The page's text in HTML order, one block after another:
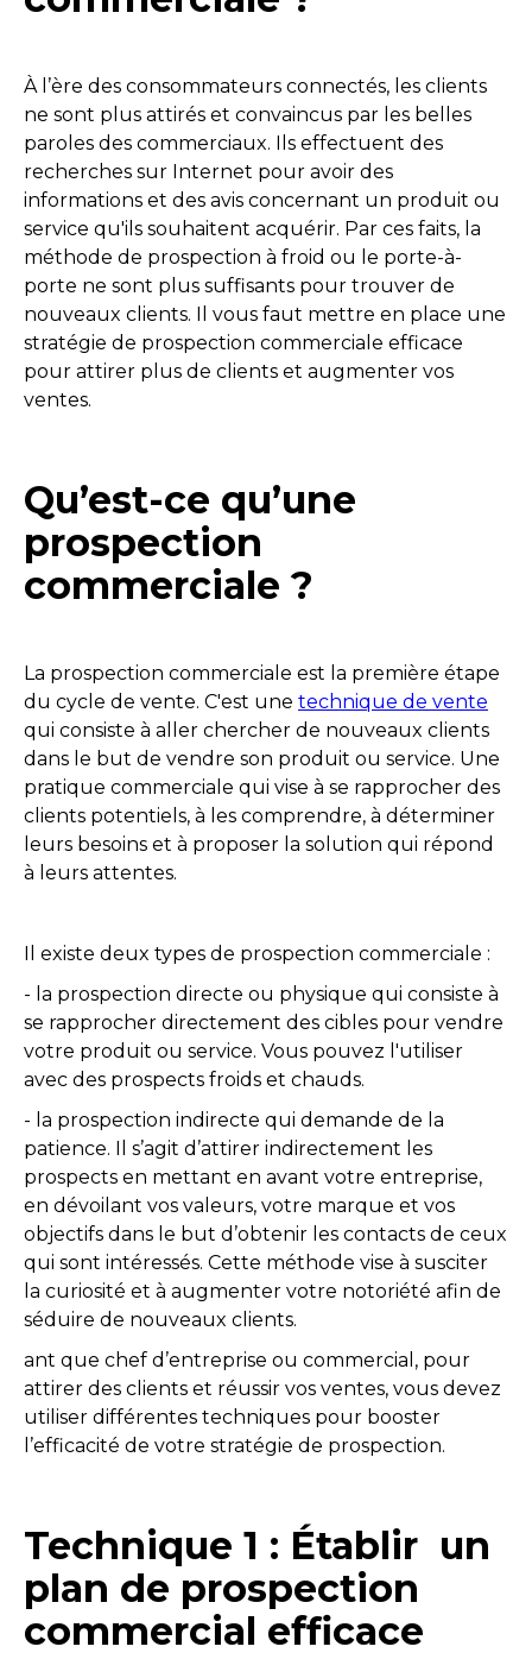
À l’ère des consommateurs connectés, les clients
ne sont plus attirés et convaincus par les belles
paroles des commerciaux. Ils effectuent des
recherches sur Internet pour avoir des
informations et des avis concernant un produit ou
service qu'ils souhaitent acquérir. Par ces faits, la
méthode de prospection à froid ou le porte-à-
porte ne sont plus suffisants pour trouver de
nouveaux clients. Il vous faut mettre en place une
stratégie de prospection commerciale efficace
pour attirer plus de clients et augmenter vos
ventes.
Qu’est-ce qu’une
prospection
commerciale ?
La prospection commerciale est la première étape
du cycle de vente. C'est une technique de vente
qui consiste à aller chercher de nouveaux clients
dans le but de vendre son produit ou service. Une
pratique commerciale qui vise à se rapprocher des
clients potentiels, à les comprendre, à déterminer
leurs besoins et à proposer la solution qui répond
à leurs attentes.
Il existe deux types de prospection commerciale :
- la prospection directe ou physique qui consiste à
se rapprocher directement des cibles pour vendre
votre produit ou service. Vous pouvez l'utiliser
avec des prospects froids et chauds.
- la prospection indirecte qui demande de la
patience. Il s’agit d’attirer indirectement les
prospects en mettant en avant votre entreprise,
en dévoilant vos valeurs, votre marque et vos
objectifs dans le but d’obtenir les contacts de ceux
qui sont intéressés. Cette méthode vise à susciter
la curiosité et à augmenter votre notoriété afin de
séduire de nouveaux clients.
ant que chef d’entreprise ou commercial, pour
attirer des clients et réussir vos ventes, vous devez
utiliser différentes techniques pour booster
l’efficacité de votre stratégie de prospection.
Technique 1 : Établir un
plan de prospection
commercial efficace